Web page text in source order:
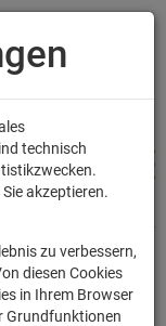
ANMELDEN
technisch
akzeptieren.
zu verbessern,
diesen Cookies
in Ihrem Browser
Grundfunktionen